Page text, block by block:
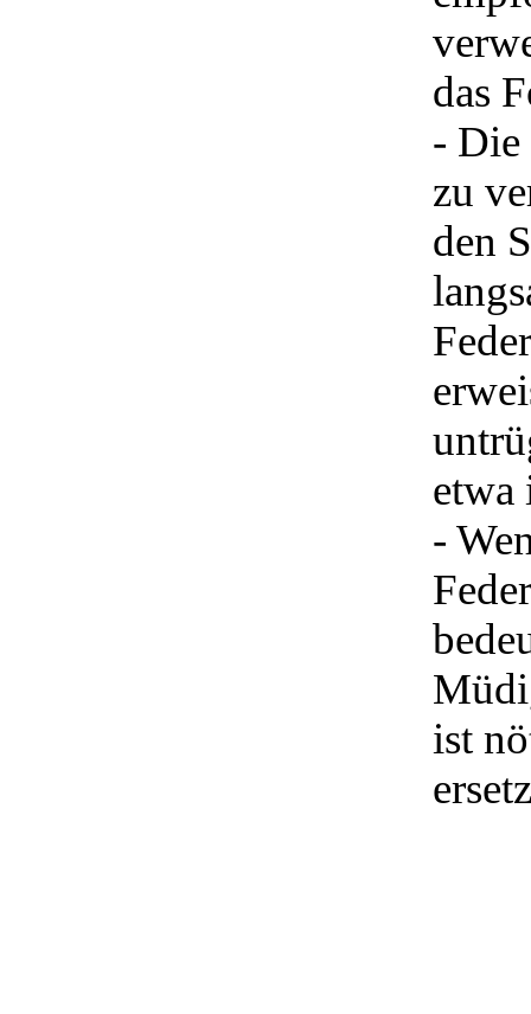
das
- Die
zu
den
etwa
-
ist